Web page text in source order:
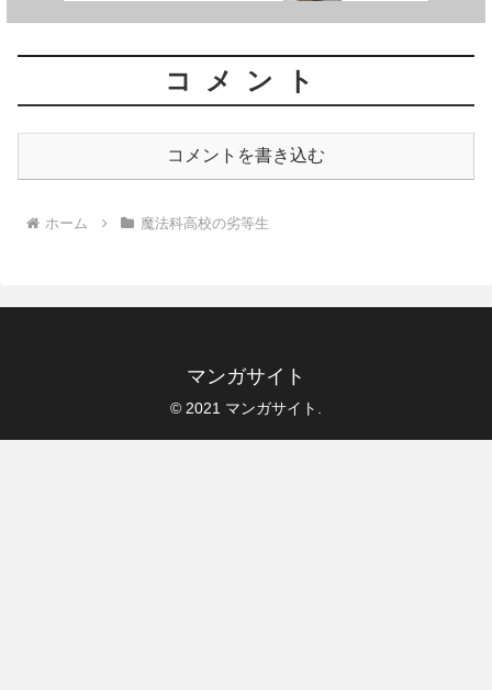
コメント
コメントを書き込む
ホーム 魔法科高校の劣等生
マンガサイト
© 2021 マンガサイト.